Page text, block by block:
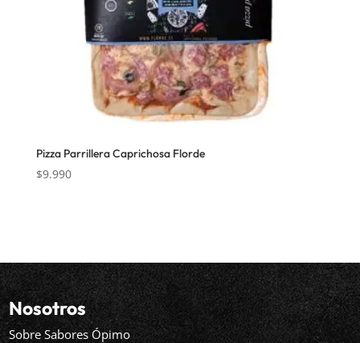
Pizza Parrillera Caprichosa Florde
$9.990
Nosotros
Sobre Sabores Ópimo